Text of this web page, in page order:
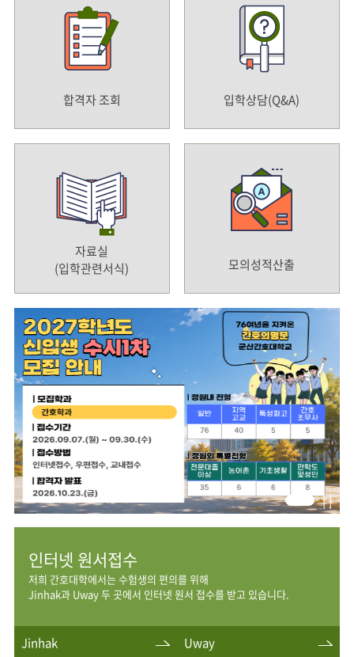
합격자 조회 입학상담(Q&A)
자료실
(입학관련서식)
모의성적산출
| |
인터넷 원서접수
저희 간호대학에서는 수험생의 편의를 위해
Jinhak과 Uway 두 곳에서 인터넷 원서 접수를 받고 있습니다.
Jinhak Uway